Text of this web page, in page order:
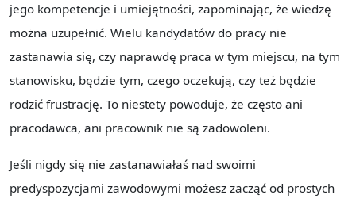
jego kompetencje i umiejętności, zapominając, że wiedzę
można uzupełnić. Wielu kandydatów do pracy nie
zastanawia się, czy naprawdę praca w tym miejscu, na tym
stanowisku, będzie tym, czego oczekują, czy też będzie
rodzić frustrację. To niestety powoduje, że często ani
pracodawca, ani pracownik nie są zadowoleni.
Jeśli nigdy się nie zastanawiałaś nad swoimi
predyspozycjami zawodowymi możesz zacząć od prostych